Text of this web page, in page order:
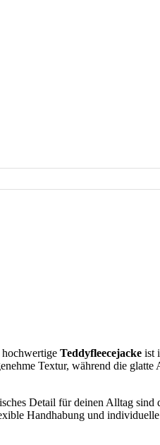
Teddyfleecejacke ist
Textur, während die glatte
Detail für deinen Alltag sind
Handhabung und